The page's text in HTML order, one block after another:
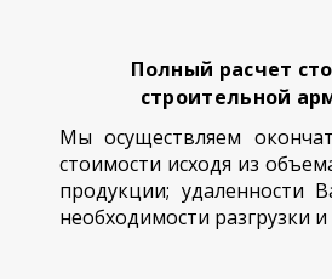
Полный расчет
строительной
Мы осуществляем
стоимости исходя из
продукции; удаленности
необходимости разгрузки